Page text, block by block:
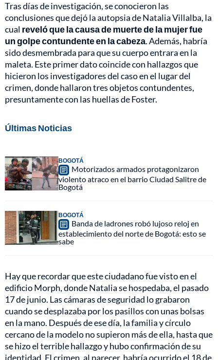
Tras días de investigación, se conocieron las
conclusiones que dejó la autopsia de Natalia Villalba, la
cual reveló que la causa de muerte de la mujer fue
un golpe contundente en la cabeza. Además, habría
sido desmembrada para que su cuerpo entrara en la
maleta. Este primer dato coincide con hallazgos que
hicieron los investigadores del caso en el lugar del
crimen, donde hallaron tres objetos contundentes,
presuntamente con las huellas de Foster.
Últimas Noticias
BOGOTÁ
Motorizados armados protagonizaron
violento atraco en el barrio Ciudad Salitre de
Bogotá
BOGOTÁ
Banda de ladrones robó lujoso reloj en
establecimiento del norte de Bogotá: esto se
sabe
Hay que recordar que este ciudadano fue visto en el
edificio Morph, donde Natalia se hospedaba, el pasado
17 de junio. Las cámaras de seguridad lo grabaron
cuando se desplazaba por los pasillos con unas bolsas
en la mano. Después de ese día, la familia y círculo
cercano de la modelo no supieron más de ella, hasta que
se hizo el terrible hallazgo y hubo confirmación de su
identidad. El crimen, al parecer, habría ocurrido el 18 de